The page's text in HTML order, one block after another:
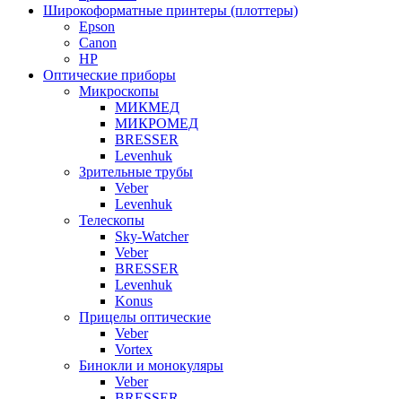
Широкоформатные принтеры (плоттеры)
Epson
Canon
HP
Оптические приборы
Микроскопы
МИКМЕД
МИКРОМЕД
BRESSER
Levenhuk
Зрительные трубы
Veber
Levenhuk
Телескопы
Sky-Watcher
Veber
BRESSER
Levenhuk
Konus
Прицелы оптические
Veber
Vortex
Бинокли и монокуляры
Veber